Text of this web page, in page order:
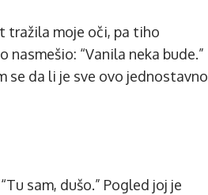
tražila moje oči, pa tiho
nasmešio: “Vanila neka bude.”
se da li je sve ovo jednostavno
sam, dušo.” Pogled joj je